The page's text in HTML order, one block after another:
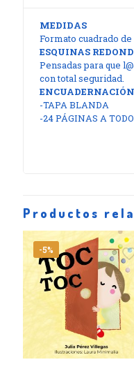
MEDIDAS
Formato cuadrado de
ESQUINAS
Pensadas para que
con total seguridad.
ENCUADERNACIÓN
-TAPA BLANDA
-24 PÁGINAS A
Productos
-5%